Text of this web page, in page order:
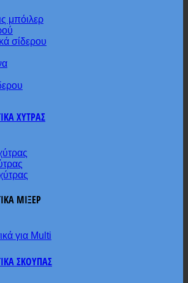
μπόιλερ
σίδερου
ΧΥΤΡΑΣ
ΜΙΞΕΡ
για Multi
ΣΚΟΥΠΑΣ